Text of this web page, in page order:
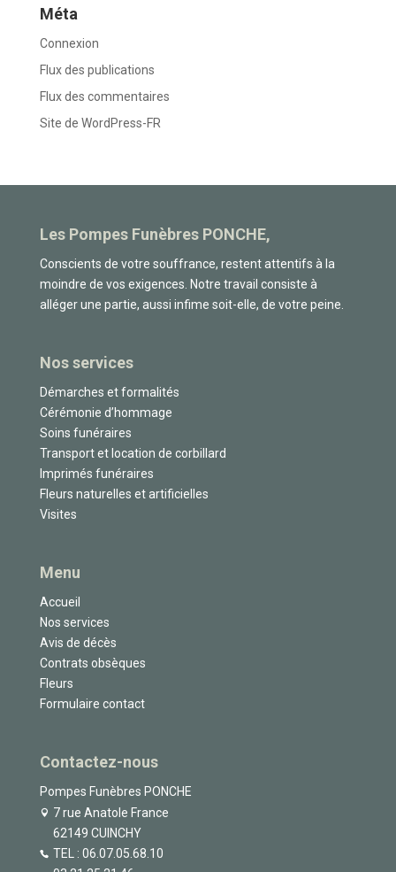
Méta
Connexion
Flux des publications
Flux des commentaires
Site de WordPress-FR
Les Pompes Funèbres PONCHE,
Conscients de votre souffrance, restent attentifs à la
moindre de vos exigences. Notre travail consiste à
alléger une partie, aussi infime soit-elle, de votre peine.
Nos services
Démarches et formalités
Cérémonie d’hommage
Soins funéraires
Transport et location de corbillard
Imprimés funéraires
Fleurs naturelles et artificielles
Visites
Menu
Accueil
Nos services
Avis de décès
Contrats obsèques
Fleurs
Formulaire contact
Contactez-nous
Pompes Funèbres PONCHE
7 rue Anatole France
62149 CUINCHY
TEL : 06.07.05.68.10